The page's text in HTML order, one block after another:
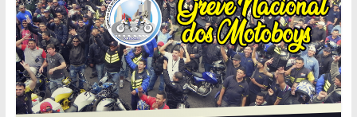
com
Responsabilidade